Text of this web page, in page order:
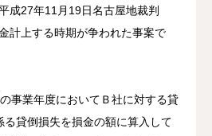
成27年11月19日名古屋地裁判
計上する時期が争われた事案で
事業年度においてＢ社に対する貸
貸倒損失を損金の額に算入して